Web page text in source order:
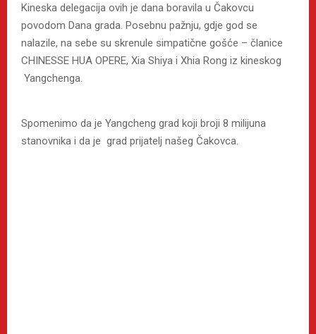
Kineska delegacija ovih je dana boravila u Čakovcu
povodom Dana grada. Posebnu pažnju, gdje god se
nalazile, na sebe su skrenule simpatične gošće – članice
CHINESSE HUA OPERE, Xia Shiya i Xhia Rong iz kineskog
Yangchenga.
Spomenimo da je Yangcheng grad koji broji 8 milijuna
stanovnika i da je grad prijatelj našeg Čakovca.